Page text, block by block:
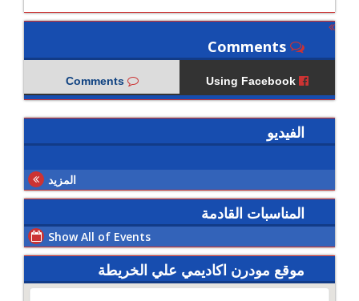
Comments
الفيديو
المزيد
المناسبات القادمة
Show All of Events
موقع مودرن اكاديمي علي الخريطة